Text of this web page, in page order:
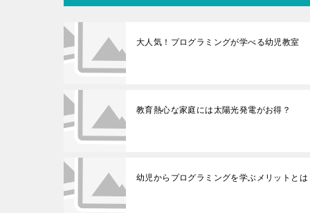
大人気！プログラミングが学べる幼児教室
教育熱心な家庭には太陽光発電がお得？
幼児からプログラミングを学ぶメリットとは